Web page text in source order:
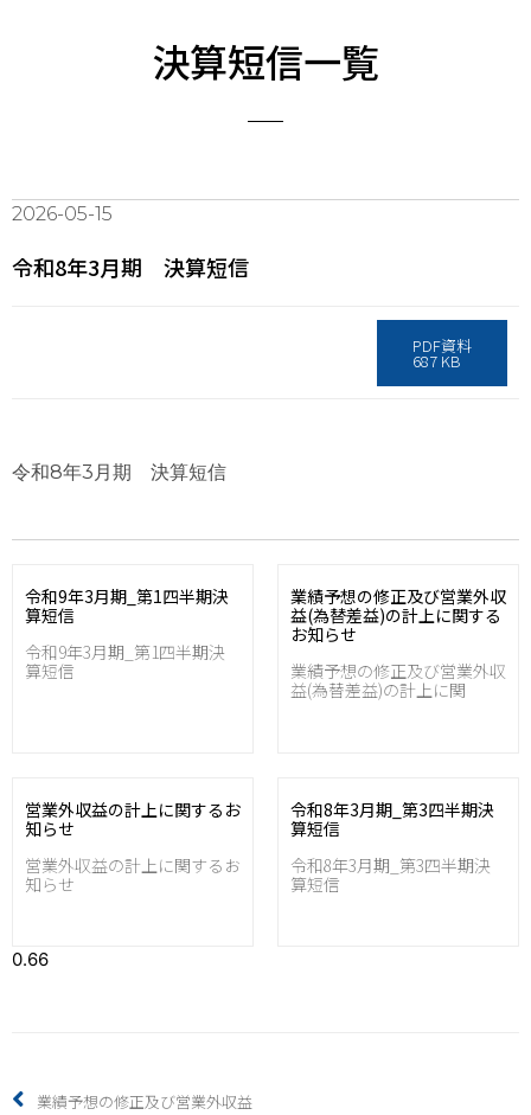
決算短信一覧
2026-05-15
令和8年3月期 決算短信
PDF資料
687 KB
令和8年3月期 決算短信
令和9年3月期_第1四半期決
算短信
令和9年3月期_第1四半期決
算短信
業績予想の修正及び営業外収
益(為替差益)の計上に関する
お知らせ
業績予想の修正及び営業外収
益(為替差益)の計上に関
営業外収益の計上に関するお
知らせ
営業外収益の計上に関するお
知らせ
令和8年3月期_第3四半期決
算短信
令和8年3月期_第3四半期決
算短信
業績予想の修正及び営業外収益